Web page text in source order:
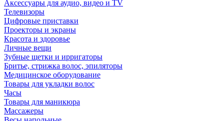
Аксессуары для аудио, видео и TV
Телевизоры
Цифровые приставки
Проекторы и экраны
Красота и здоровье
Личные вещи
Зубные щетки и ирригаторы
Бритье, стрижка волос, эпиляторы
Медицинское оборудование
Товары для укладки волос
Часы
Товары для маникюра
Массажеры